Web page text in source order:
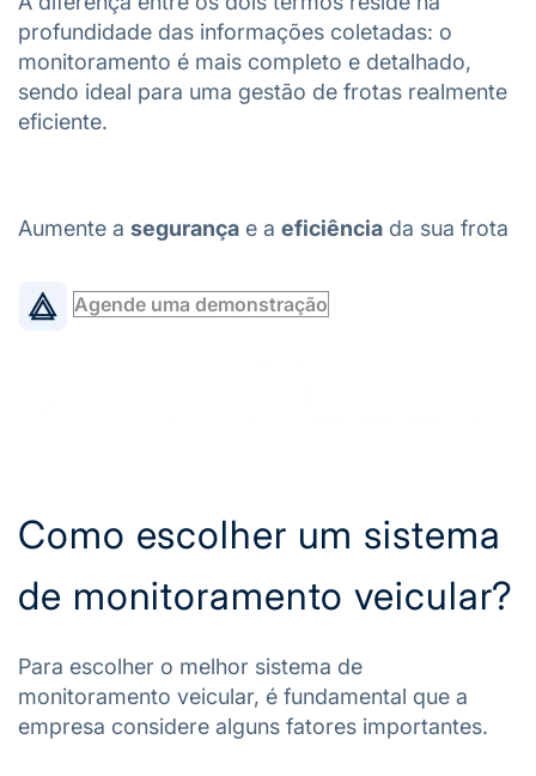
profundidade das informações coletadas: o
monitoramento é mais completo e detalhado,
sendo ideal para uma gestão de frotas realmente
eficiente.
Aumente a segurança e a eficiência da sua frota
Agende uma demonstração
Como escolher um sistema
de monitoramento veicular?
Para escolher o melhor sistema de
monitoramento veicular, é fundamental que a
empresa considere alguns fatores importantes.